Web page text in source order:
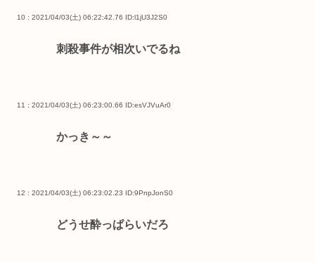
10 : 2021/04/03(土) 06:22:42.76 ID:l1jU3J2S0
刺殺事件が相次いでるね
11 : 2021/04/03(土) 06:23:00.66 ID:esVJVuAr0
かっき～～
12 : 2021/04/03(土) 06:23:02.23 ID:9PnpJonS0
どうせ酔っぱらいだろ